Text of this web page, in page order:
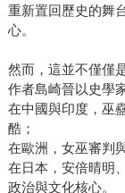
重新置回歷史的舞
心。
然而，這並不僅僅
作者島崎晉以史學
在中國與印度，巫
酷；
在歐洲，女巫審判
在日本，安倍晴明
政治與文化核心。